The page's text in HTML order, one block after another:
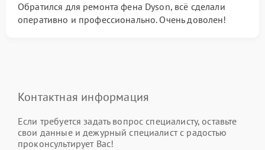
Обратился для ремонта фена Dyson, всё сделали
оперативно и профессионально. Очень доволен!
Контактная информация
Если требуется задать вопрос специалисту, оставьте
свои данные и дежурный специалист с радостью
проконсультирует Вас!